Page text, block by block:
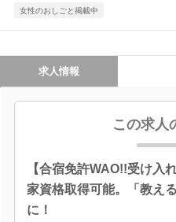
女性のおしごと掲載中
求人情報
この求人
【合宿免許WAO!!受け入
家資格取得可能。「教え
に！